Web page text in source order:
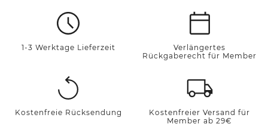
1-3 Werktage Lieferzeit
Verlängertes
Rückgaberecht für Member
Kostenfreie Rücksendung
Kostenfreier Versand für
Member ab 29€